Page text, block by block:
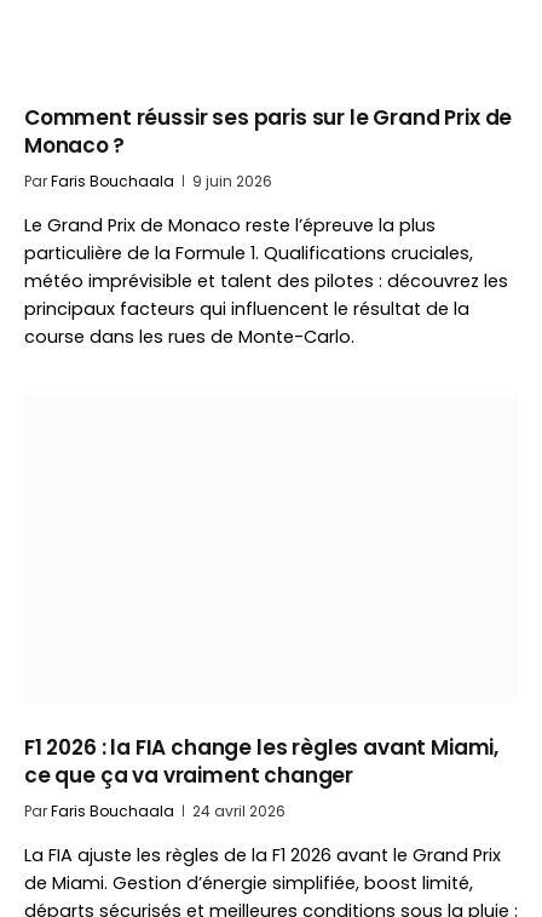
Comment réussir ses paris sur le Grand Prix de
Monaco ?
ParFaris Bouchaala 9 juin 2026
Le Grand Prix de Monaco reste l’épreuve la plus
particulière de la Formule 1. Qualifications cruciales,
météo imprévisible et talent des pilotes : découvrez les
principaux facteurs qui influencent le résultat de la
course dans les rues de Monte-Carlo.
F1 2026 : la FIA change les règles avant Miami,
ce que ça va vraiment changer
ParFaris Bouchaala 24 avril 2026
La FIA ajuste les règles de la F1 2026 avant le Grand Prix
de Miami. Gestion d’énergie simplifiée, boost limité,
départs sécurisés et meilleures conditions sous la pluie :